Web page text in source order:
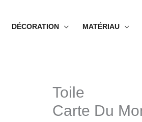
DÉCORATION MATÉRIAU
Toile
Carte Du
quantité
de
Toile